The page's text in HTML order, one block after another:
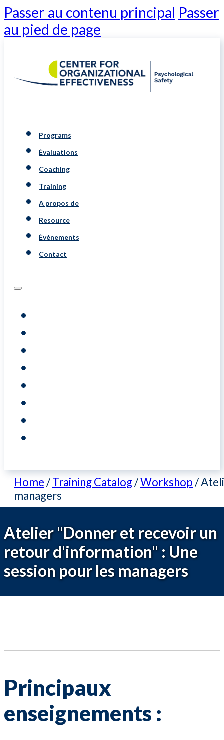
Passer au contenu principal Passer
au pied de page
Programs
Évaluations
Coaching
Training
A propos de
Resource
Évènements
Contact
Home/Training Catalog/Workshop/
managers
Atelier "Donner et recevoir un
retour d'information" : Une
session pour les managers
Principaux
enseignements :